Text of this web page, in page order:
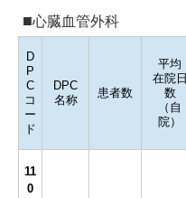
心臓血管外科
D
P
C
コ
ー
ド
DPC
名称
患者数
平均
在院日
数
（自
院）
11
0